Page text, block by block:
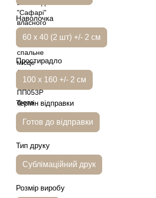
Наволочка
60 х 40 (2 шт) +/- 2 см
Простирадло
100 х 160 +/- 2 см
Термін відправки
Готов до відправки
Тип друку
Сублімаційний друк
Розмір виробу